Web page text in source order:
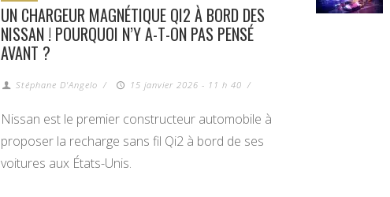
UN CHARGEUR MAGNÉTIQUE QI2 À BORD DES
NISSAN ! POURQUOI N’Y A-T-ON PAS PENSÉ
AVANT ?
Stéphane D'Angelo / 15 janvier 2026 - 11 h 40 /
Nissan est le premier constructeur automobile à
proposer la recharge sans fil Qi2 à bord de ses
voitures aux États-Unis.